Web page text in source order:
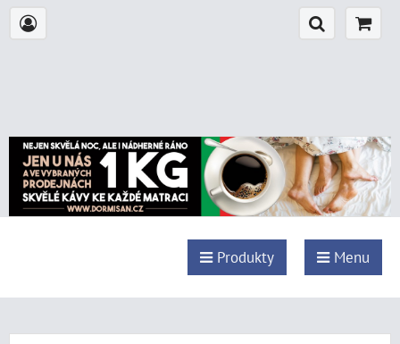
Produkty Menu